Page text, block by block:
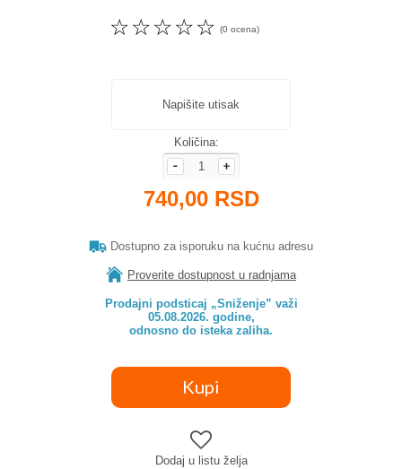
☆
☆
☆
☆
☆ (0 ocena)
Napišite utisak
Količina:
740,00 RSD
Dostupno za isporuku na kućnu adresu
Proverite dostupnost u radnjama
Prodajni podsticaj „Sniženje” važi
05.08.2026. godine,
odnosno do isteka zaliha.
Dodaj u listu želja